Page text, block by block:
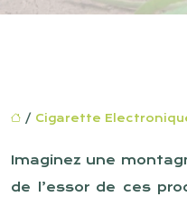
/ Cigarette
Imaginez une
de l’essor de ces